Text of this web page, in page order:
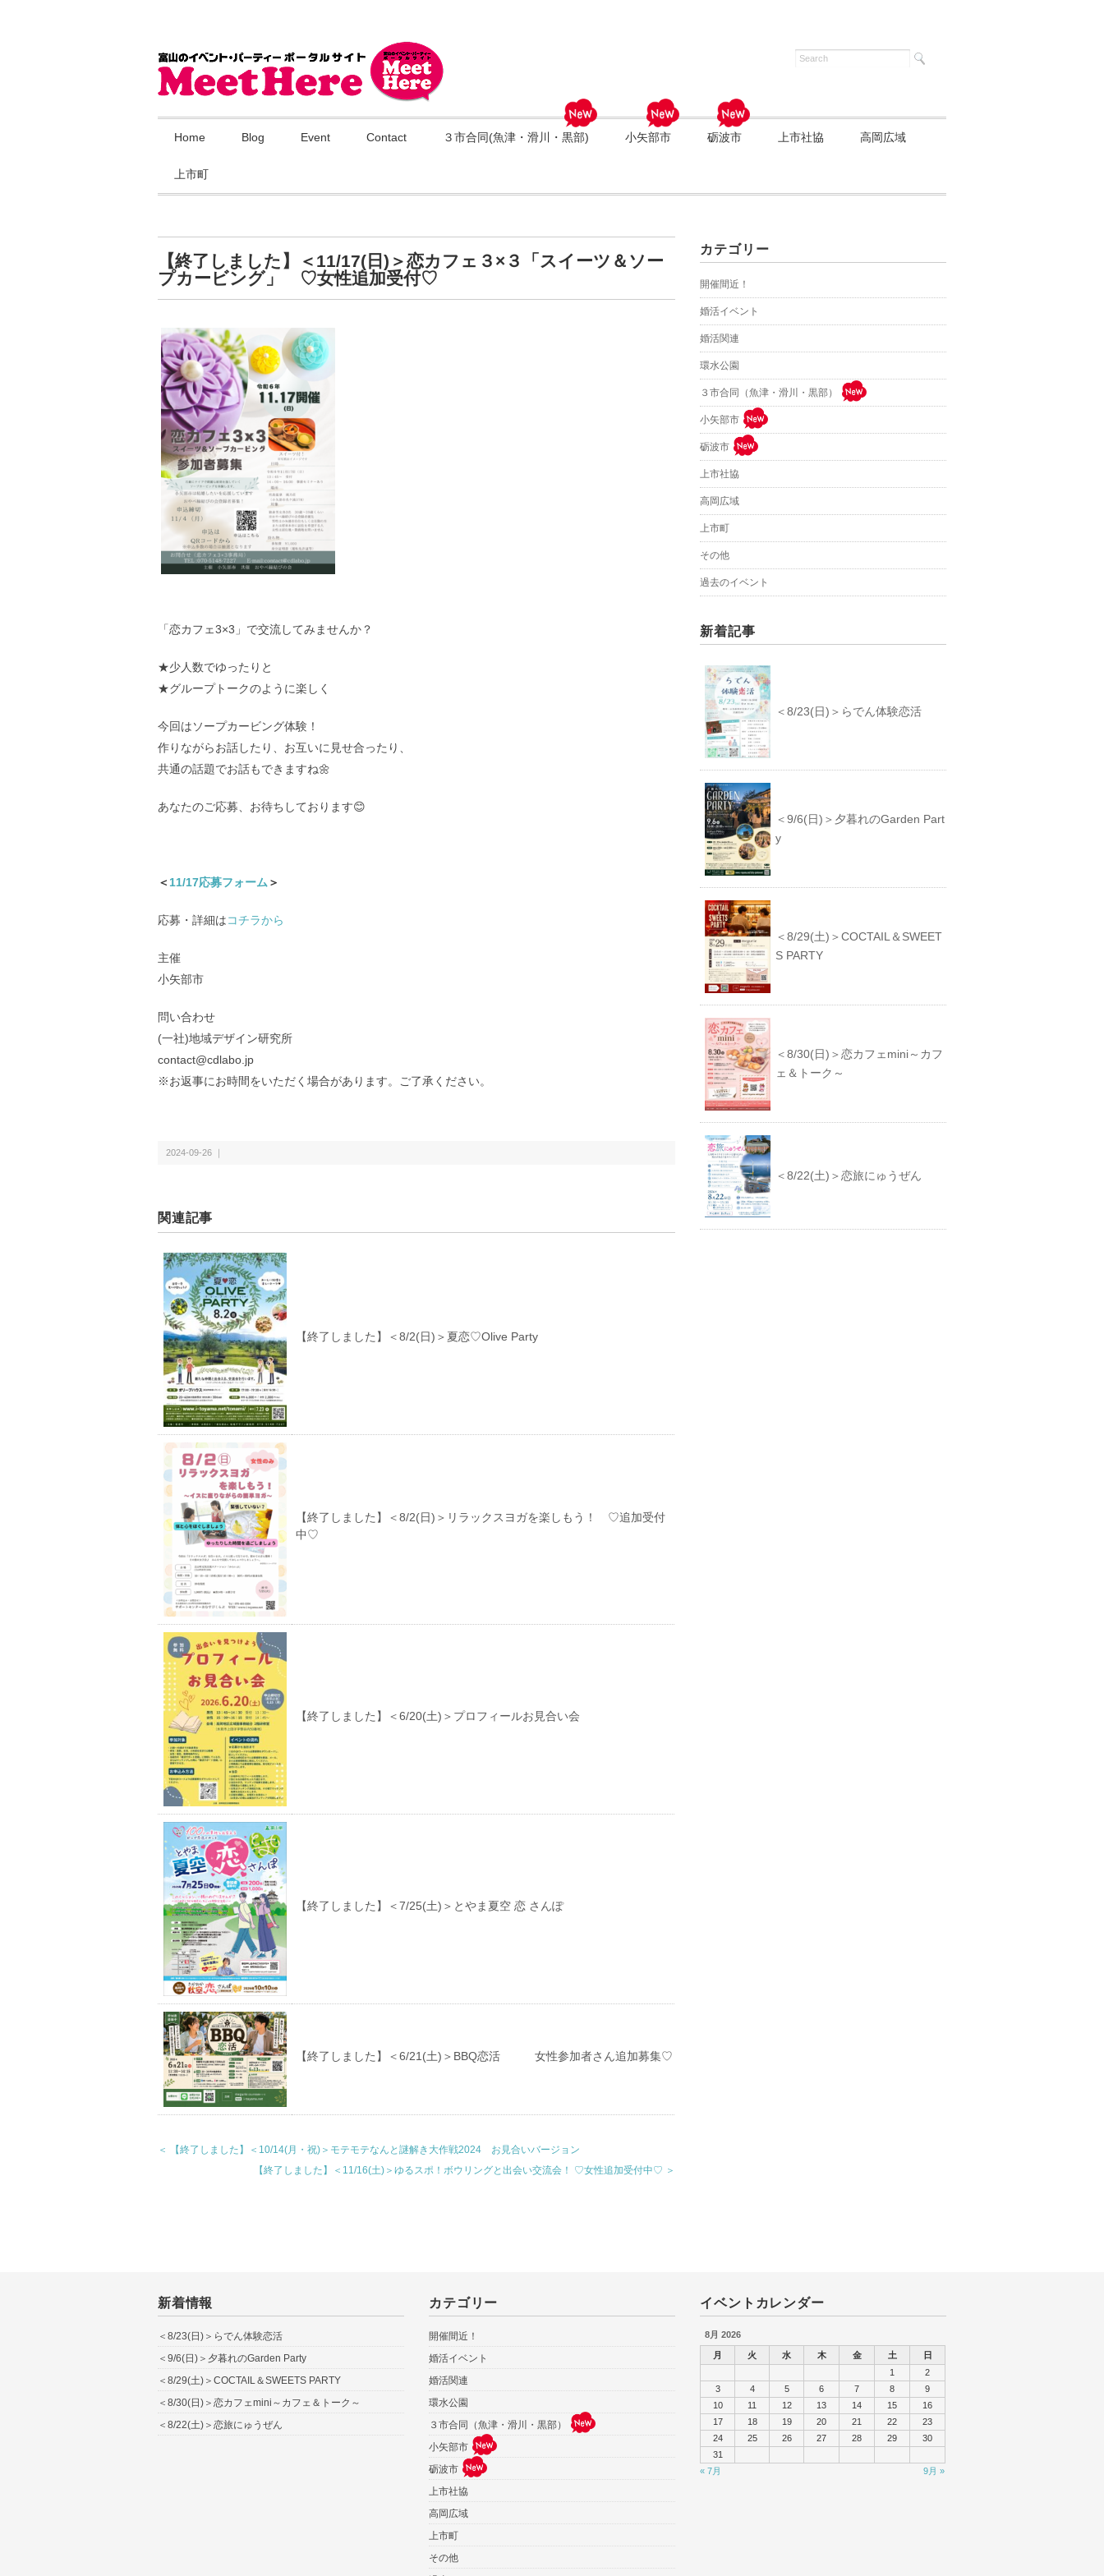
Home Blog Event Contact ３市合同(魚津・滑川・黒部) 小矢部市 砺波市 上市社協 高岡広域
上市町
【終了しました】＜11/17(日)＞恋カフェ３×３「スイーツ＆ソー
プカービング」 ♡女性追加受付♡
「恋カフェ3×3」で交流してみませんか？
★少人数でゆったりと
★グループトークのように楽しく
今回はソープカービング体験！
作りながらお話したり、お互いに見せ合ったり、
共通の話題でお話もできますね🌼
あなたのご応募、お待ちしております😊
＜ 11/17応募フォーム ＞
応募・詳細はコチラから
主催
小矢部市
問い合わせ
(一社)地域デザイン研究所
contact@cdlabo.jp
※お返事にお時間をいただく場合があります。ご了承ください。
2024-09-26 ｜
関連記事
【終了しました】＜8/2(日)＞夏恋♡Olive Party
【終了しました】＜8/2(日)＞リラックスヨガを楽しもう！ ♡追加受付
中♡
【終了しました】＜6/20(土)＞プロフィールお見合い会
【終了しました】＜7/25(土)＞とやま夏空 恋 さんぽ
【終了しました】＜6/21(土)＞BBQ恋活 女性参加者さん追加募集♡
＜ 【終了しました】＜10/14(月・祝)＞モテモテなんと謎解き大作戦2024 お見合いバージョン
【終了しました】＜11/16(土)＞ゆるスポ！ボウリングと出会い交流会！ ♡女性追加受付中♡ ＞
カテゴリー
開催間近！
婚活イベント
婚活関連
環水公園
３市合同（魚津・滑川・黒部）
小矢部市
砺波市
上市社協
高岡広域
上市町
その他
過去のイベント
新着記事
＜8/23(日)＞らでん体験恋活
＜9/6(日)＞夕暮れのGarden Part
y
＜8/29(土)＞COCTAIL＆SWEET
S PARTY
＜8/30(日)＞恋カフェmini～カフ
ェ＆トーク～
＜8/22(土)＞恋旅にゅうぜん
新着情報
＜8/23(日)＞らでん体験恋活
＜9/6(日)＞夕暮れのGarden Party
＜8/29(土)＞COCTAIL＆SWEETS PARTY
＜8/30(日)＞恋カフェmini～カフェ＆トーク～
＜8/22(土)＞恋旅にゅうぜん
カテゴリー
開催間近！
婚活イベント
婚活関連
環水公園
３市合同（魚津・滑川・黒部）
小矢部市
砺波市
上市社協
高岡広域
上市町
その他
イベントカレンダー
8月 2026
月 火 水 木 金 土
日
1
2
3
4 5 6 7 8
9
10
11 12 13 14 15
16
17
18 19 20 21 22
23
24
25 26 27 28 29
30
31
« 7月
9月 »